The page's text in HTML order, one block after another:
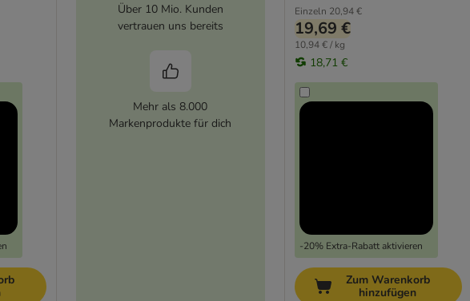
Über 10 Mio. Kunden
vertrauen uns bereits
Mehr als 8.000
Markenprodukte für dich
Einzeln 20,94 €
19,69 €
10,94 € / kg
18,71 €
-20% Extra-Rabatt aktivieren
Zum Warenkorb
hinzufügen